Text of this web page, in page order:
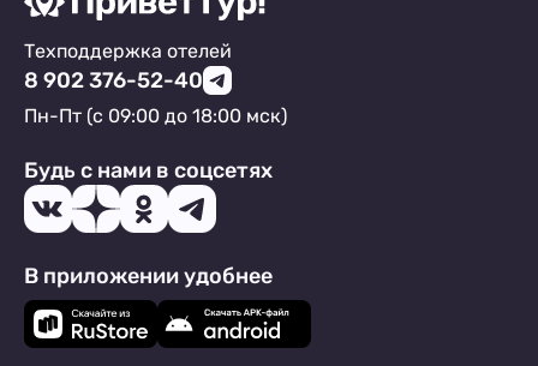
Техподдержка отелей
8 902 376-52-40
Пн-Пт (с 09:00 до 18:00 мск)
Будь с нами в соцсетях
В приложении удобнее